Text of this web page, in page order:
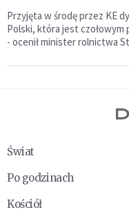
Przyjęta w środę przez KE
Polski, która jest
- ocenił minister rolnictwa
Świat
Po godzinach
Kościół